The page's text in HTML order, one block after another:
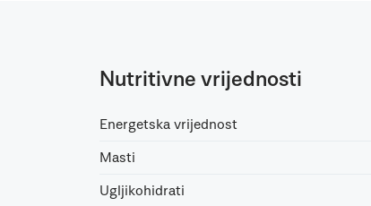
Nutritivne vrijednosti
Energetska vrijednost
Masti
Ugljikohidrati